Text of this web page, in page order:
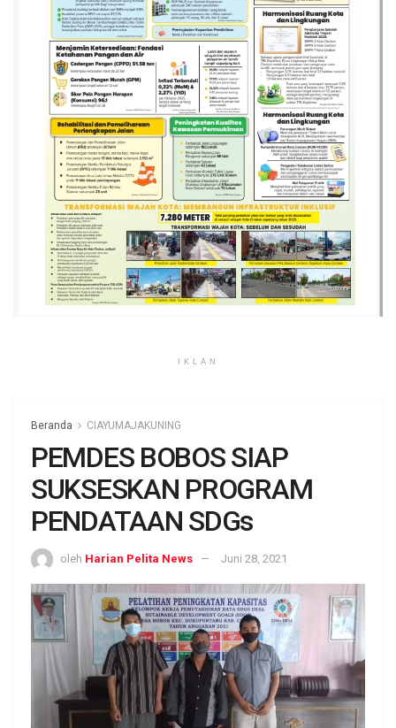
IKLAN
Beranda CIAYUMAJAKUNING
PEMDES BOBOS SIAP
SUKSESKAN PROGRAM
PENDATAAN SDGs
oleh Harian Pelita News Juni 28, 2021